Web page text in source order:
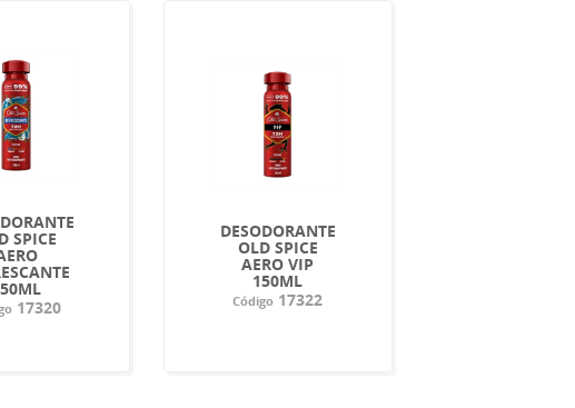
SPICE
17320
DESODORANTE
OLD SPICE
AERO VIP
150ML
Código 17322